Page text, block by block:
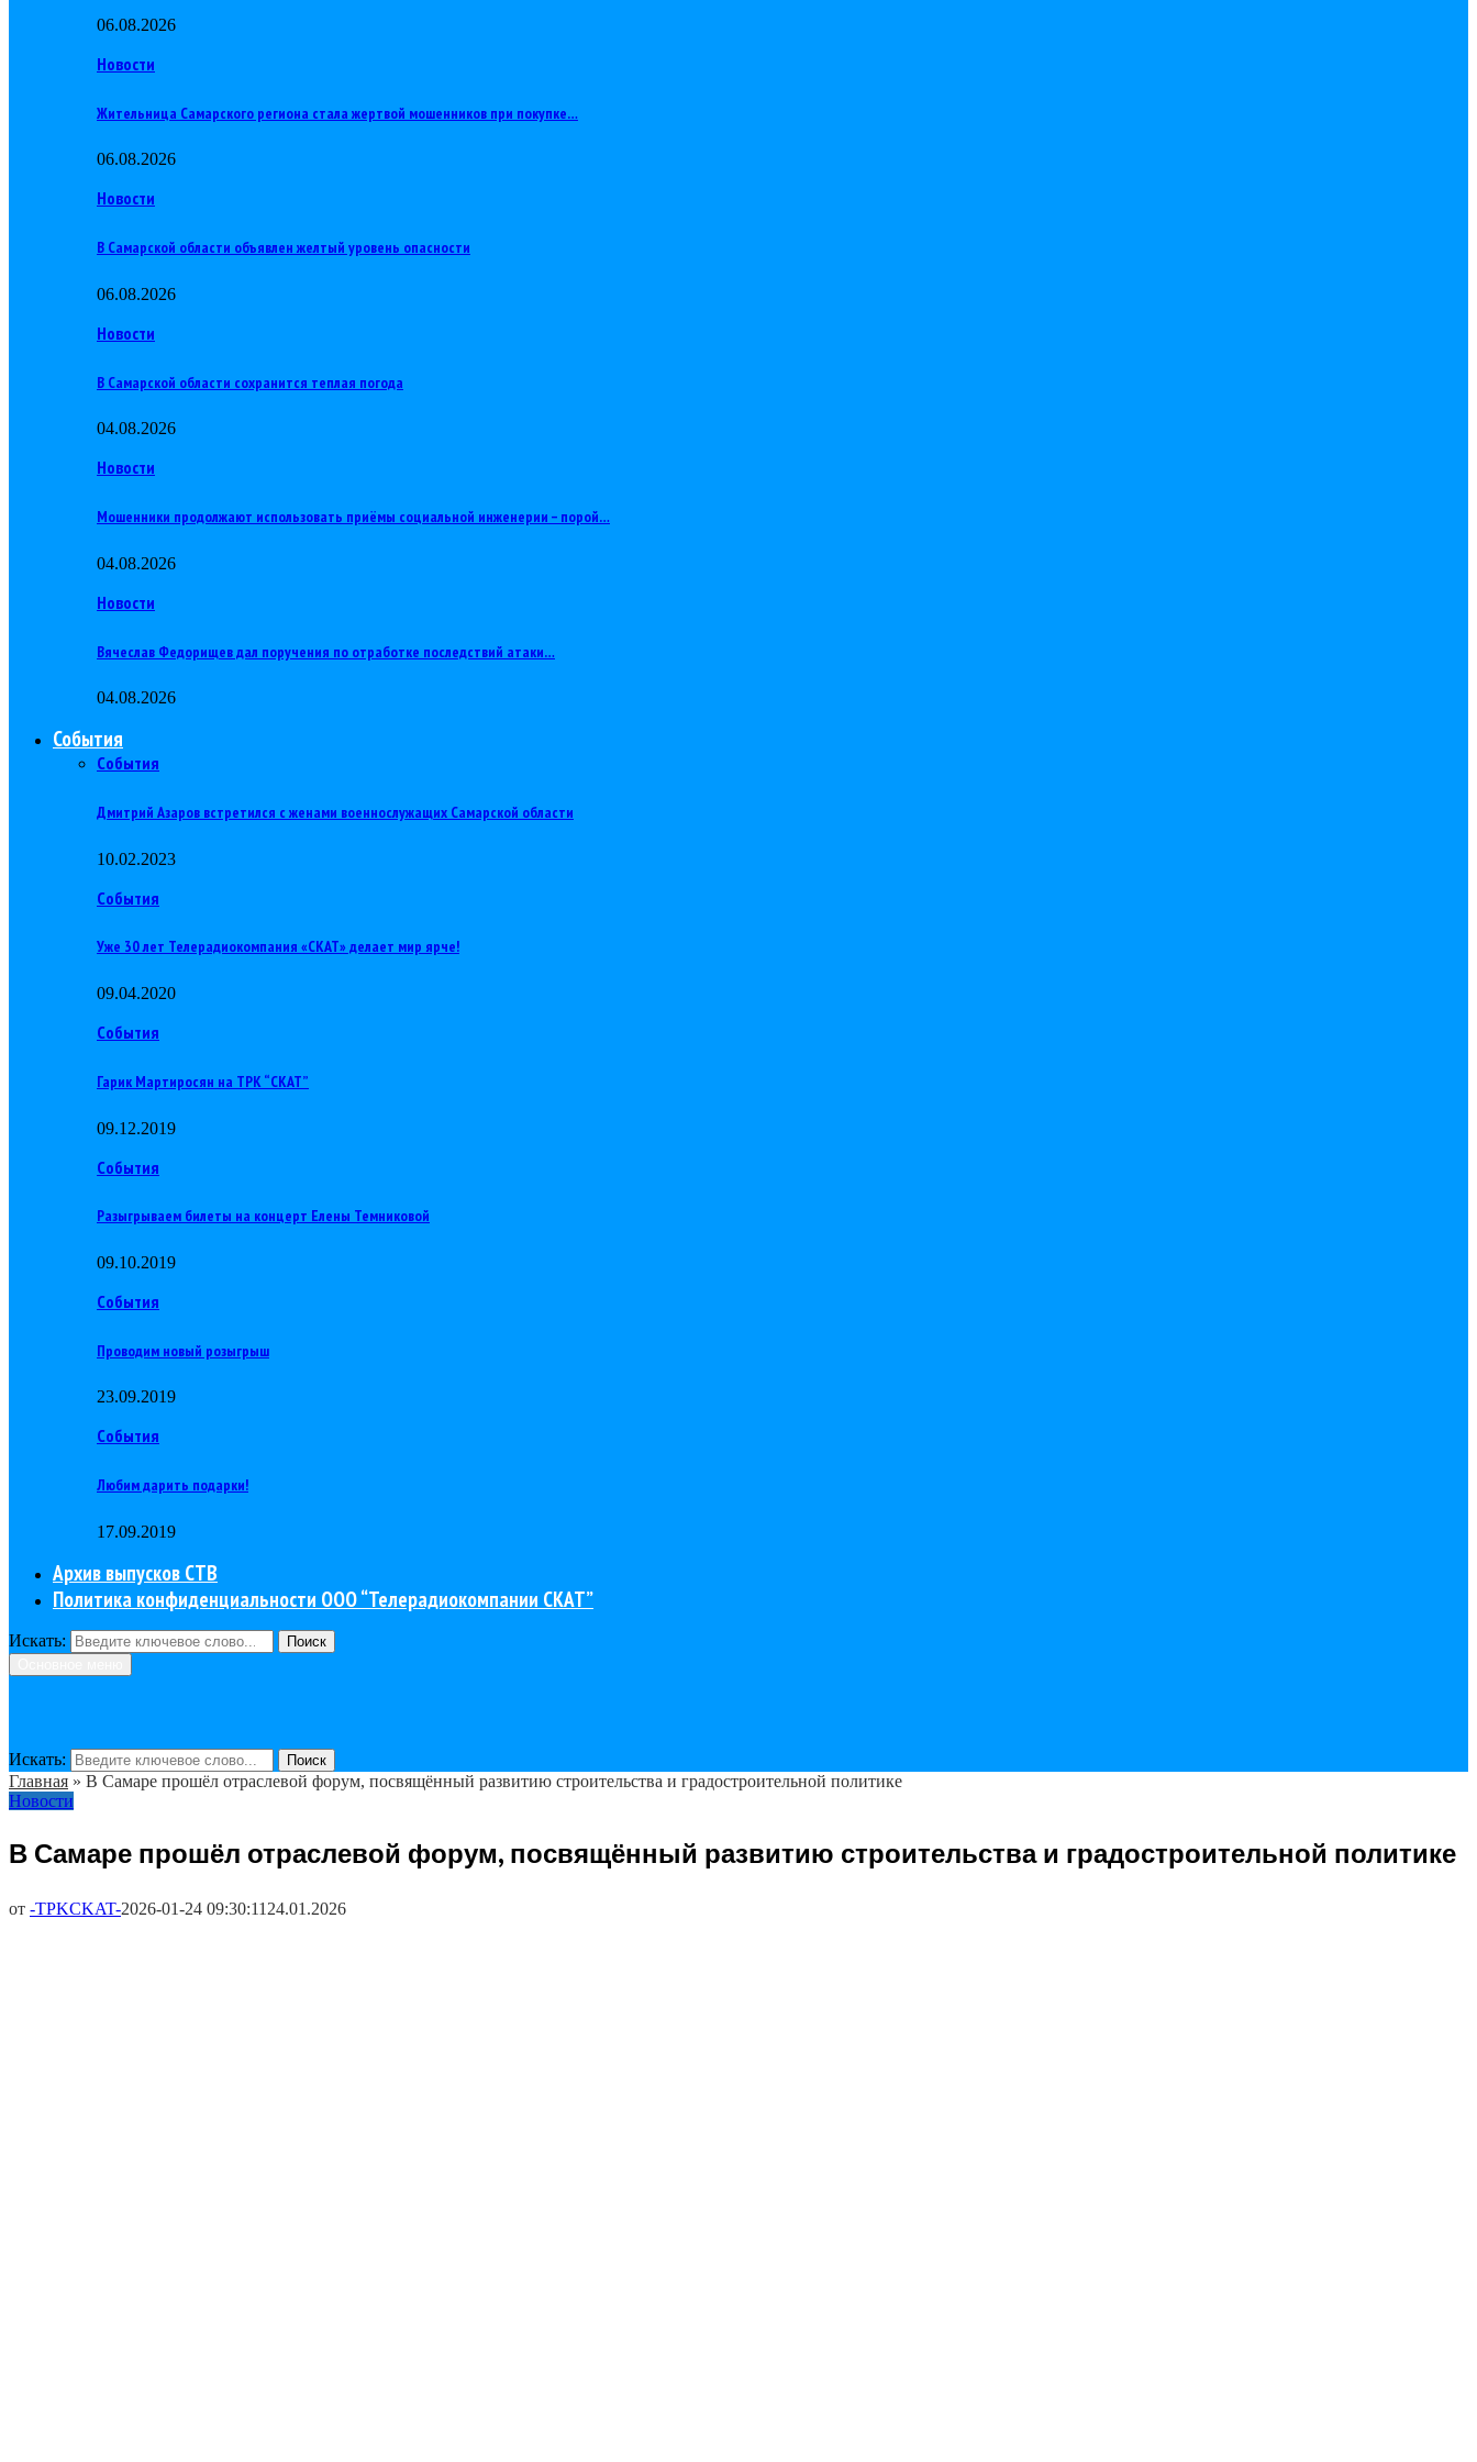
06.08.2026
Новости
Жительница Самарского региона стала жертвой мошенников при покупке…
06.08.2026
Новости
В Самарской области объявлен желтый уровень опасности
06.08.2026
Новости
В Самарской области сохранится теплая погода
04.08.2026
Новости
Мошенники продолжают использовать приёмы социальной инженерии – порой…
04.08.2026
Новости
Вячеслав Федорищев дал поручения по отработке последствий атаки…
04.08.2026
События
События
Дмитрий Азаров встретился с женами военнослужащих Самарской области
10.02.2023
События
Уже 30 лет Телерадиокомпания «СКАТ» делает мир ярче!
09.04.2020
События
Гарик Мартиросян на ТРК “СКАТ”
09.12.2019
События
Разыгрываем билеты на концерт Елены Темниковой
09.10.2019
События
Проводим новый розыгрыш
23.09.2019
События
Любим дарить подарки!
17.09.2019
Архив выпусков СТВ
Политика конфиденциальности ООО “Телерадиокомпании СКАТ”
Искать:
Поиск
Искать: Поиск
Главная » В Самаре прошёл отраслевой форум, посвящённый развитию строительства и градостроительной политике
Новости
В Самаре прошёл отраслевой форум, посвящённый развитию строительства и градостроительной политике
от -TPKCKAT-2026-01-24 09:30:11 24.01.2026